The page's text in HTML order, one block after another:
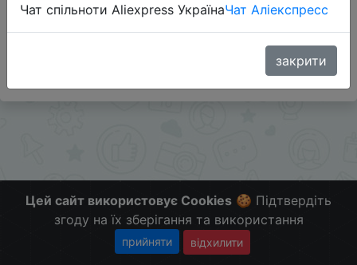
t.me/ChinaGoodBuy
Цей сайт використовує Cookies 🍪 Підтвердіть
згоду на їх зберігання та використання
прийняти відхилити
Чат спільноти Aliexpress УкраїнаЧат Аліекспресс
закрити